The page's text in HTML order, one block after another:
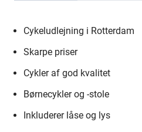
Cykeludlejning i Rotterdam
Skarpe priser
Cykler af god kvalitet
Børnecykler og -stole
Inkluderer låse og lys